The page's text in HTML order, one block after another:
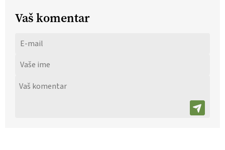
Vaš komentar